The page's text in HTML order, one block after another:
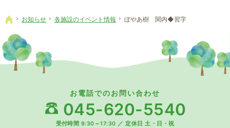
ホーム
お知らせ 各施設のイベント情報 ぼやあ樹 関内◆習字
お電話でのお問い合わせ
045-620-5540
受付時間 9:30～17:30 ／ 定休日 土・日・祝